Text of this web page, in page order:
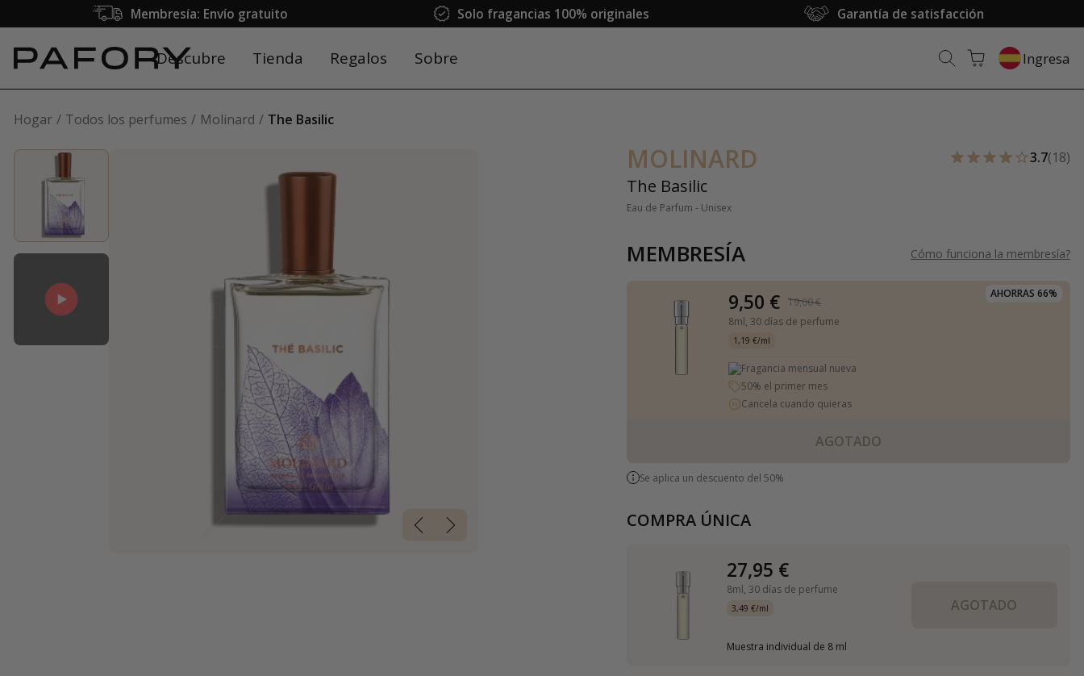
Membresía: Envío gratuito Solo fragancias 100% originales Garantía de satisfacción
Descubre Tienda Regalos Sobre Ingresa
Hogar Todos los perfumes Molinard The Basilic
MOLINARD
The Basilic
Eau de Parfum - Unisex
3.7(18)
MEMBRESÍA Cómo funciona la membresía?
AHORRAS 66%
9,50 €
19,00 €
8ml, 30 días de perfume
1,19 €/ml
Fragancia mensual nueva
50% el primer mes
Cancela cuando quieras
AGOTADO
Se aplica un descuento del 50%
COMPRA ÚNICA
27,95 €
8ml, 30 días de perfume
3,49 €/ml
Muestra individual de 8 ml
AGOTADO